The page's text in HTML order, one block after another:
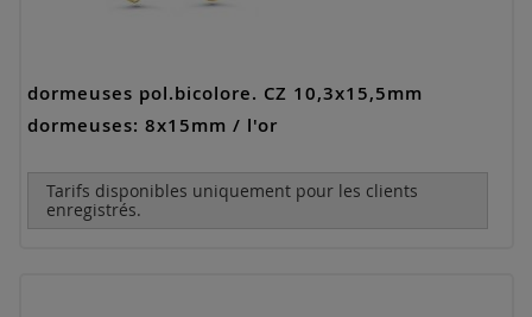
dormeuses pol.bicolore. CZ 10,3x15,5mm
dormeuses: 8x15mm / l'or
Tarifs disponibles uniquement pour les clients
enregistrés.